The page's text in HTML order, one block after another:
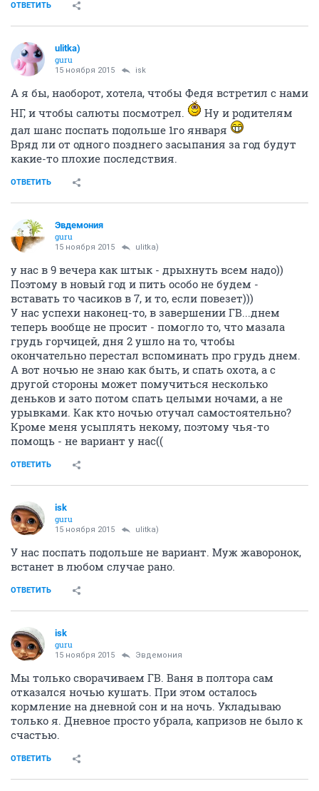
ОТВЕТИТЬ
ulitka)
guru
15 ноября 2015 isk
А я бы, наоборот, хотела, чтобы Федя встретил с нами
НГ, и чтобы салюты посмотрел.
Ну и родителям
дал шанс поспать подольше 1го января
Вряд ли от одного позднего засыпания за год будут
какие-то плохие последствия.
ОТВЕТИТЬ
Эвдемония
guru
15 ноября 2015 ulitka)
у нас в 9 вечера как штык - дрыхнуть всем надо))
Поэтому в новый год и пить особо не будем -
вставать то часиков в 7, и то, если повезет)))
У нас успехи наконец-то, в завершении ГВ...днем
теперь вообще не просит - помогло то, что мазала
грудь горчицей, дня 2 ушло на то, чтобы
окончательно перестал вспоминать про грудь днем.
А вот ночью не знаю как быть, и спать охота, а с
другой стороны может помучиться несколько
деньков и зато потом спать целыми ночами, а не
урывками. Как кто ночью отучал самостоятельно?
Кроме меня усыплять некому, поэтому чья-то
помощь - не вариант у нас((
ОТВЕТИТЬ
isk
guru
15 ноября 2015 ulitka)
У нас поспать подольше не вариант. Муж жаворонок,
встанет в любом случае рано.
ОТВЕТИТЬ
isk
guru
15 ноября 2015 Эвдемония
Мы только сворачиваем ГВ. Ваня в полтора сам
отказался ночью кушать. При этом осталось
кормление на дневной сон и на ночь. Укладываю
только я. Дневное просто убрала, капризов не было к
счастью.
ОТВЕТИТЬ